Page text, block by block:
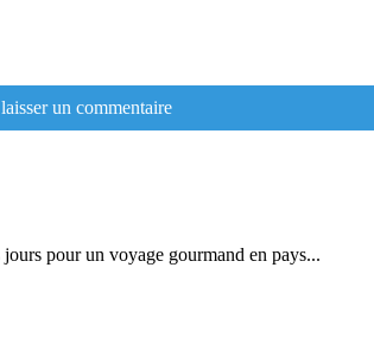
un commentaire
pour un voyage gourmand en pays...